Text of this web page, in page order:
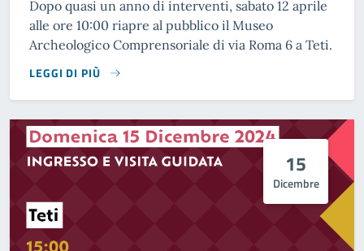
Dopo quasi un anno di interventi, sabato 12 aprile
alle ore 10:00 riapre al pubblico il Museo
Archeologico Comprensoriale di via Roma 6 a Teti.
LEGGI DI PIÙ
15
Dicembre